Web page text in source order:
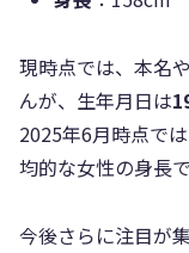
現時点では、本名
んが、生年月日は
2025年6月時点では
均的な女性の身長で
今後さらに注目が